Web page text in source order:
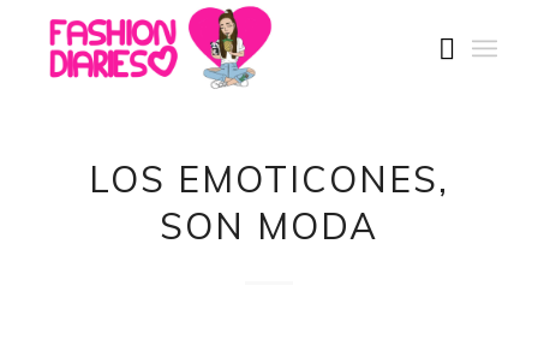
LOS EMOTICONES,
SON MODA